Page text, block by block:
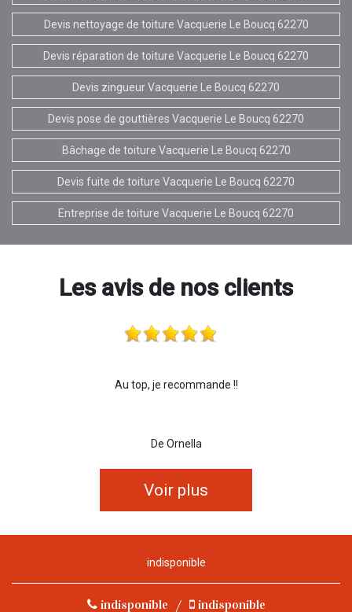
Devis nettoyage de toiture Vacquerie Le Boucq 62270
Devis réparation de toiture Vacquerie Le Boucq 62270
Devis zingueur Vacquerie Le Boucq 62270
Devis pose de gouttières Vacquerie Le Boucq 62270
Bâchage de toiture Vacquerie Le Boucq 62270
Devis fuite de toiture Vacquerie Le Boucq 62270
Entreprise de toiture Vacquerie Le Boucq 62270
Les avis de nos clients
Au top, je recommande !!
De Ornella
Voir plus
indisponible
indisponible / indisponible